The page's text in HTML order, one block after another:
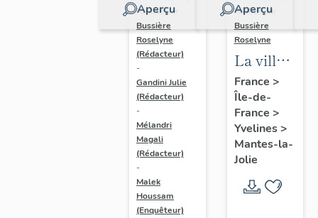
Aperçu
Réalisé par
Bussière
Roselyne
(Rédacteur)
-
Gandini Julie
(Rédacteur)
-
Mélandri
Magali
(Rédacteur)
-
Malek
Houssam
(Enquêteur)
Aperçu
Réalisé par
Bussière
Roselyne
La ville
de
Mantes-
la-Jolie
France >
Île-de-
France >
Yvelines>
Mantes-la-
Jolie